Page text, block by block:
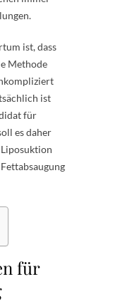
ist, dass
Methode
ist
für
es daher
für